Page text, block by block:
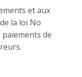
et aux
la loi No
de